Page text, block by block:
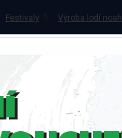
Festivaly Výroba lodí